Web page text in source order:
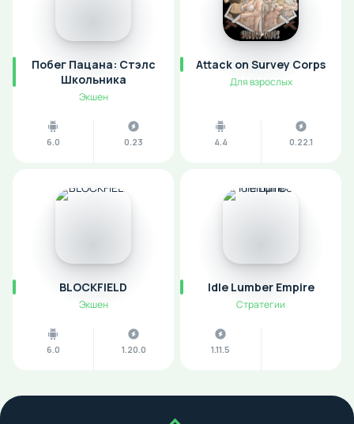
Побег Пацана: Стэлс
Школьника
Экшен
6.0 0.23
Attack on Survey Corps
Для взрослых
4.4 0.22.1
BLOCKFIELD
Экшен
6.0 1.20.0
Idle Lumber Empire
Стратегии
1.11.5